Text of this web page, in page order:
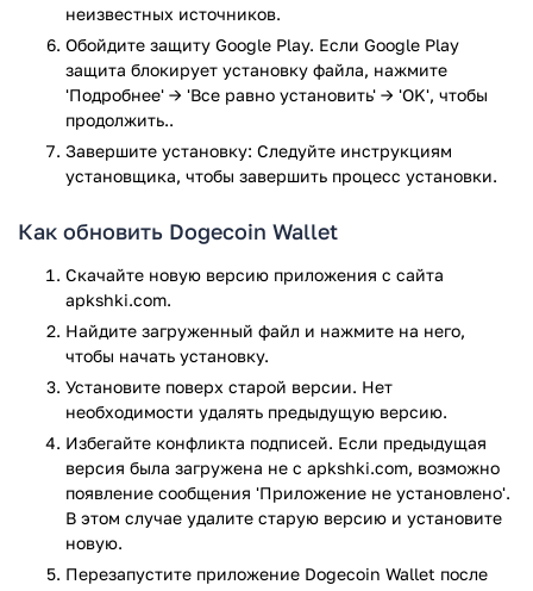
Создание кошелька, без прохождения регистрации.
Покупка и продажа Догикоина, за любые валюты
мира.
Просмотр актуального курса криптовалюты.
Отображение текущего баланса в DOGE и mDOGE.
Получение и отправка перевордов по Dogecoin URL,
а также по QR-коду, через NFC или Bluetooth.
вашей персональной адресной книги.
Отображение баланса кошелька на удобном виджете.
Нужен безопасный мобильный бумажник для Догикоина?
Тогда скачайте бесплатное приложение Dogecoin Wallet
Приложение Dogecoin Wallet прошло проверку
антивирусом VirusTotal. В результате проверки по всем
последним сигнатурам заражения файлов не выявлено.
неизвестных источников.
Обойдите защиту Google Play. Если Google Play
защита блокирует установку файла, нажмите
'Подробнее' → 'Все равно установить' → 'OK', чтобы
продолжить..
Завершите установку: Следуйте инструкциям
установщика, чтобы завершить процесс установки.
Как обновить Dogecoin Wallet
Скачайте новую версию приложения с сайта
apkshki.com.
Найдите загруженный файл и нажмите на него,
чтобы начать установку.
Установите поверх старой версии. Нет
необходимости удалять предыдущую версию.
Избегайте конфликта подписей. Если предыдущая
версия была загружена не с apkshki.com, возможно
появление сообщения 'Приложение не установлено'.
В этом случае удалите старую версию и установите
новую.
Перезапустите приложениe Dogecoin Wallet после